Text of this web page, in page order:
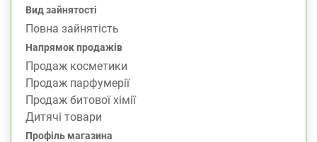
Вид зайнятості
Повна зайнятість
Напрямок продажів
Продаж косметики
Продаж парфумерії
Продаж битової хімії
Дитячі товари
Профіль магазина